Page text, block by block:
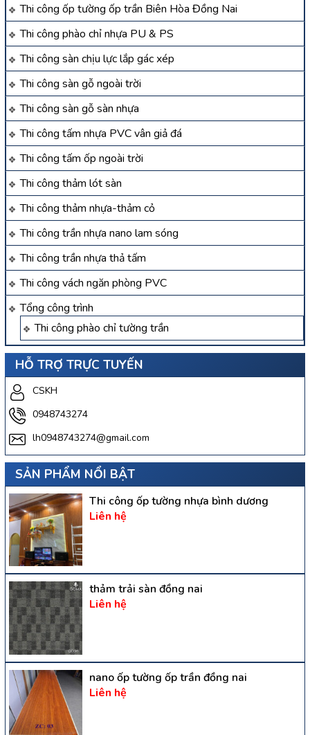
Thi công ốp tường ốp trần Biên Hòa Đồng Nai
Thi công phào chỉ nhựa PU & PS
Thi công sàn chịu lực lắp gác xép
Thi công sàn gỗ ngoài trời
Thi công sàn gỗ sàn nhựa
Thi công tấm nhựa PVC vân giả đá
Thi công tấm ốp ngoài trời
Thi công thảm lót sàn
Thi công thảm nhựa-thảm cỏ
Thi công trần nhựa nano lam sóng
Thi công trần nhựa thả tấm
Thi công vách ngăn phòng PVC
Tổng công trình
Thi công phào chỉ tường trần
HỖ TRỢ TRỰC TUYẾN
CSKH
0948743274
lh0948743274@gmail.com
SẢN PHẨM NỔI BẬT
Thi công ốp tường nhựa bình dương
Liên hệ
thảm trải sàn đồng nai
Liên hệ
nano ốp tường ốp trần đồng nai
Liên hệ